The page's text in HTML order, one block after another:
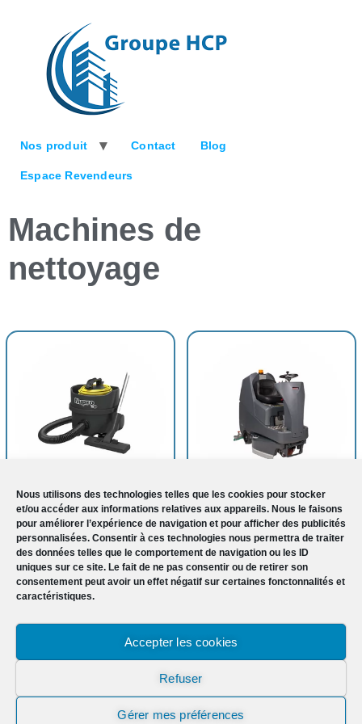
Nous utilisons des technologies telles que les cookies pour stocker
et/ou accéder aux informations relatives aux appareils. Nous le faisons
pour améliorer l’expérience de navigation et pour afficher des publicités
personnalisées. Consentir à ces technologies nous permettra de traiter
des données telles que le comportement de navigation ou les ID
uniques sur ce site. Le fait de ne pas consentir ou de retirer son
consentement peut avoir un effet négatif sur certaines fonctonnalités et
caractéristiques.
Accepter les cookies
Refuser
Gérer mes préférences
Nos produit Contact Blog
Espace Revendeurs
Machines de
nettoyage
Aspirateur Autolaveuse
Chariot de nettoyage Monobrosse